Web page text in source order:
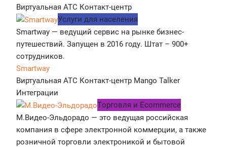
Виртуальная АТС Контакт-центр
Услуги для населения
Smartway — ведущий сервис на рынке бизнес-
путешествий. Запущен в 2016 году. Штат – 900+
сотрудников.
Smartway
Виртуальная АТС Контакт-центр Mango Talker
Интеграции
Tорговля и Ecommerce
М.Видео-Эльдорадо — это ведущая российская
компания в сфере электронной коммерции, а также
розничной торговли электроникой и бытовой